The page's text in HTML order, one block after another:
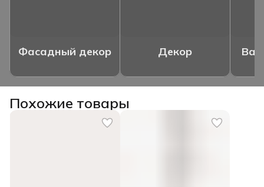
Фасадный декор Декор
Похожие товары